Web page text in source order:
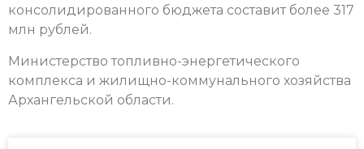
консолидированного бюджета составит более 317
млн рублей.
Министерство топливно-энергетического
комплекса и жилищно-коммунального хозяйства
Архангельской области.